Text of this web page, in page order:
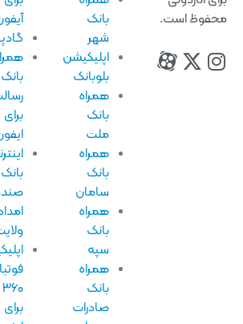
است.
اپلیکیشن
بلوبانک
همراه
همراه
سامان
همراه
همراه
صادرات
آیفون
گادپینگ
همراه
رسالت
ایفون
اینترنت
صندوق
امداد
ولایت
اپلیکیشن
فوتبال